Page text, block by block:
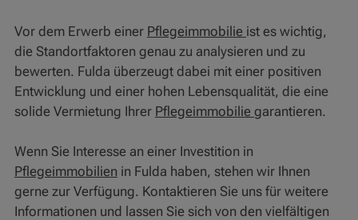
Vor dem Erwerb einer Pflegeimmobilie ist es wichtig,
die Standortfaktoren genau zu analysieren und zu
bewerten. Fulda überzeugt dabei mit einer positiven
Entwicklung und einer hohen Lebensqualität, die eine
solide Vermietung Ihrer Pflegeimmobilie garantieren.
Wenn Sie Interesse an einer Investition in
Pflegeimmobilien in Fulda haben, stehen wir Ihnen
gerne zur Verfügung. Kontaktieren Sie uns für weitere
Informationen und lassen Sie sich von den vielfältigen